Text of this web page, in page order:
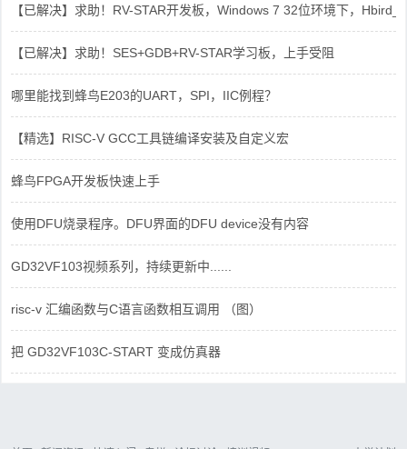
【已解决】求助！RV-STAR开发板，Windows 7 32位环境下，
【已解决】求助！SES+GDB+RV-STAR学习板，上手受阻
哪里能找到蜂鸟E203的UART，SPI，IIC例程？
【精选】RISC-V GCC工具链编译安装及自定义宏
蜂鸟FPGA开发板快速上手
使用DFU烧录程序。DFU界面的DFU device没有内容
GD32VF103视频系列，持续更新中......
risc-v 汇编函数与C语言函数相互调用 （图）
把 GD32VF103C-START 变成仿真器